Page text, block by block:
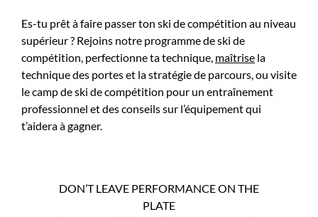
Es-tu prêt à faire passer ton ski de compétition au niveau
supérieur ? Rejoins notre programme de ski de
compétition, perfectionne ta technique, maîtrise la
technique des portes et la stratégie de parcours, ou visite
le camp de ski de compétition pour un entraînement
professionnel et des conseils sur l’équipement qui
t’aidera à gagner.
DON’T LEAVE PERFORMANCE ON THE
PLATE